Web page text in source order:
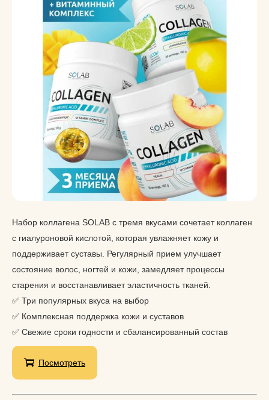
Набор коллагена SOLAB с тремя вкусами сочетает коллаген
с гиалуроновой кислотой, которая увлажняет кожу и
поддерживает суставы. Регулярный прием улучшает
состояние волос, ногтей и кожи, замедляет процессы
старения и восстанавливает эластичность тканей.
✅ Три популярных вкуса на выбор
✅ Комплексная поддержка кожи и суставов
✅ Свежие сроки годности и сбалансированный состав
Посмотреть